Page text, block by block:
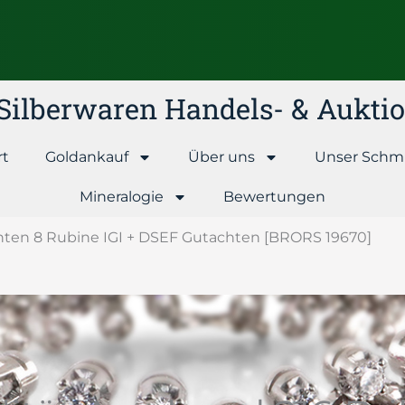
Handels- &
Goldankauf Über uns Unser
Mineralogie Bewertungen
8 Rubine IGI + DSEF Gutachten [BRORS 19670]